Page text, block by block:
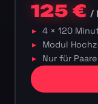
125 €/
4 × 120
Modul
Nur für